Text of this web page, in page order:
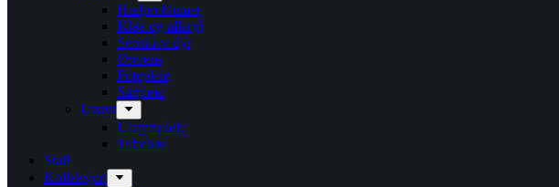
Hudproblemer
Kløe og allergi
Sensitive dyr
Ørerens
Potepleie
Sårpleie
Utstyr
Utstyrspleie
Tilbehør
Stall
Kolleksjon